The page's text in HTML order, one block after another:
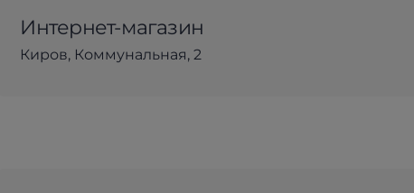
Интернет-магазин
Киров, Коммунальная, 2